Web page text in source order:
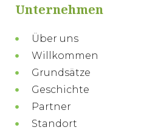
Unternehmen
Über uns
Willkommen
Grundsätze
Geschichte
Partner
Standort